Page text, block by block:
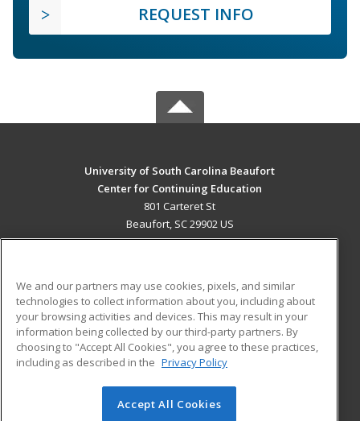
REQUEST INFO
University of South Carolina Beaufort
Center for Continuing Education
801 Carteret St
Beaufort, SC 29902 US
ADDITIONAL RESOURCES
Military
Financial Assistance
Help
Student Blog
© 2026 ed2go, a division of Cengage Learning. All rights
We and our partners may use cookies, pixels, and similar
technologies to collect information about you, including about
your browsing activities and devices. This may result in your
information being collected by our third-party partners. By
choosing to "Accept All Cookies", you agree to these practices,
including as described in the Privacy Policy
Accept All Cookies